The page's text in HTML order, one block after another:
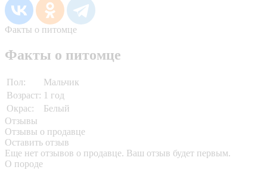
Факты о питомце
Факты о питомце
Пол:
Мальчик
Возраст: 1 год
Окрас:
Белый
Отзывы
Отзывы о продавце
Оставить отзыв
Еще нет отзывов о продавце. Ваш отзыв будет первым.
О породе